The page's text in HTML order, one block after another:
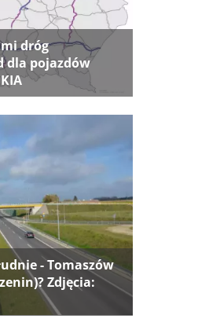
dróg
dla pojazdów
- Tomaszów
Zdjęcia: